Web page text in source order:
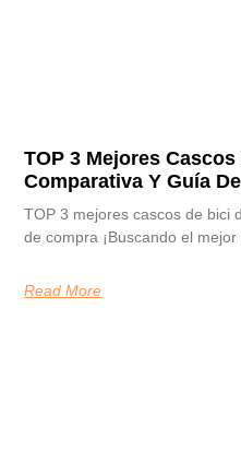
TOP 3 Mejores
Comparativa Y Guía
TOP 3 mejores cascos de bici
de compra ¡Buscando el
Read More